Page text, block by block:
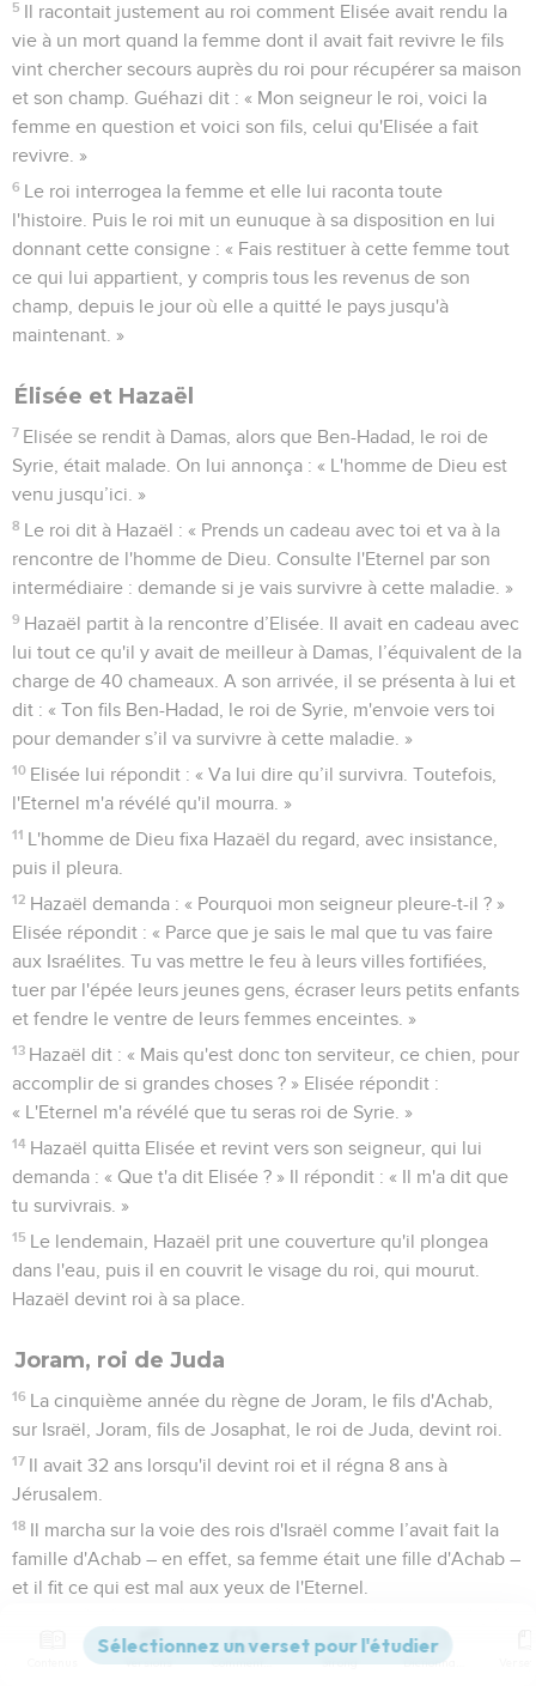
5 Il racontait justement au roi comment Elisée avait rendu la
vie à un mort quand la femme dont il avait fait revivre le fils
vint chercher secours auprès du roi pour récupérer sa maison
et son champ. Guéhazi dit : « Mon seigneur le roi, voici la
femme en question et voici son fils, celui qu'Elisée a fait
revivre. »
6 Le roi interrogea la femme et elle lui raconta toute
l'histoire. Puis le roi mit un eunuque à sa disposition en lui
donnant cette consigne : « Fais restituer à cette femme tout
ce qui lui appartient, y compris tous les revenus de son
champ, depuis le jour où elle a quitté le pays jusqu'à
maintenant. »
Élisée et Hazaël
7 Elisée se rendit à Damas, alors que Ben-Hadad, le roi de
Syrie, était malade. On lui annonça : « L'homme de Dieu est
venu jusqu’ici. »
8 Le roi dit à Hazaël : « Prends un cadeau avec toi et va à la
rencontre de l'homme de Dieu. Consulte l'Eternel par son
intermédiaire : demande si je vais survivre à cette maladie. »
9 Hazaël partit à la rencontre d’Elisée. Il avait en cadeau avec
lui tout ce qu'il y avait de meilleur à Damas, l’équivalent de la
charge de 40 chameaux. A son arrivée, il se présenta à lui et
dit : « Ton fils Ben-Hadad, le roi de Syrie, m'envoie vers toi
pour demander s’il va survivre à cette maladie. »
10 Elisée lui répondit : « Va lui dire qu’il survivra. Toutefois,
l'Eternel m'a révélé qu'il mourra. »
11 L'homme de Dieu fixa Hazaël du regard, avec insistance,
puis il pleura.
12 Hazaël demanda : « Pourquoi mon seigneur pleure-t-il ? »
Elisée répondit : « Parce que je sais le mal que tu vas faire
aux Israélites. Tu vas mettre le feu à leurs villes fortifiées,
tuer par l'épée leurs jeunes gens, écraser leurs petits enfants
et fendre le ventre de leurs femmes enceintes. »
13 Hazaël dit : « Mais qu'est donc ton serviteur, ce chien, pour
accomplir de si grandes choses ? » Elisée répondit :
« L'Eternel m'a révélé que tu seras roi de Syrie. »
14 Hazaël quitta Elisée et revint vers son seigneur, qui lui
demanda : « Que t'a dit Elisée ? » Il répondit : « Il m'a dit que
tu survivrais. »
15 Le lendemain, Hazaël prit une couverture qu'il plongea
dans l'eau, puis il en couvrit le visage du roi, qui mourut.
Hazaël devint roi à sa place.
Joram, roi de Juda
16 La cinquième année du règne de Joram, le fils d'Achab,
sur Israël, Joram, fils de Josaphat, le roi de Juda, devint roi.
17 Il avait 32 ans lorsqu'il devint roi et il régna 8 ans à
Jérusalem.
18 Il marcha sur la voie des rois d'Israël comme l’avait fait la
famille d'Achab – en effet, sa femme était une fille d'Achab –
et il fit ce qui est mal aux yeux de l'Eternel.
Toutefois, l'Eternel ne voulut pas détruire Juda à cause de
son serviteur David. Il voulait respecter la promesse qu'il lui
Versions Commentaires Strong